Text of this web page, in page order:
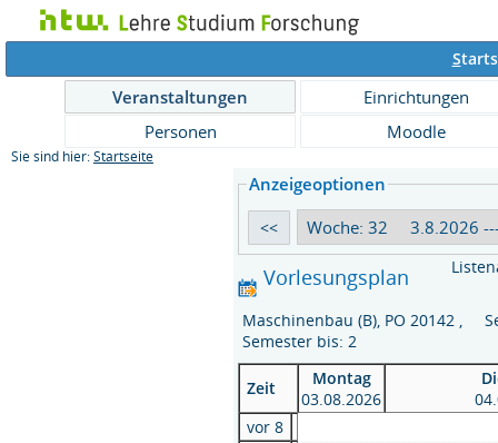
S
Veranstaltungen
Einrichtungen
Personen
Moodle
Sie sind hier: Startseite
Anzeigeoptionen
Vorlesungsplan
Maschinenbau (B), PO 20142 ,
Semester bis: 2
Zeit
Montag
03.08.2026
vor 8